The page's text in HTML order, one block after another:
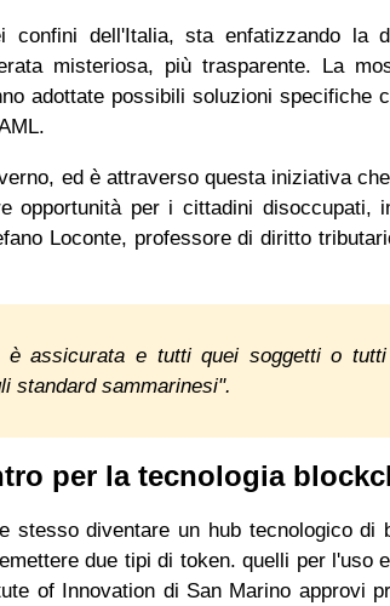
confini dell'Italia, sta enfatizzando la
misteriosa, più trasparente. La
adottate possibili soluzioni specifiche
ed è attraverso questa iniziativa
opportunità per i cittadini disoccupati,
Loconte, professore di diritto
è assicurata e tutti quei soggetti o
standard sammarinesi".
per la tecnologia
stesso diventare un hub tecnologico di
due tipi di token. quelli per l'uso
of Innovation di San Marino approvi